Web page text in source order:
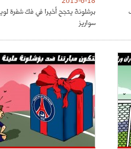
برشلونة يتجح أخيرا في فك شفرة
سواريز